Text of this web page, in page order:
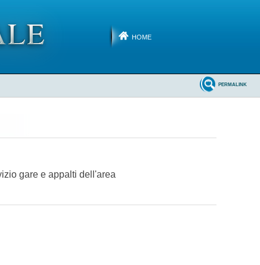
HOME
PERMALINK
gare e appalti dell'area